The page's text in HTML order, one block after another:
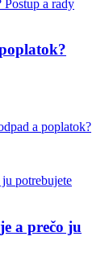
a poplatok?
a prečo ju